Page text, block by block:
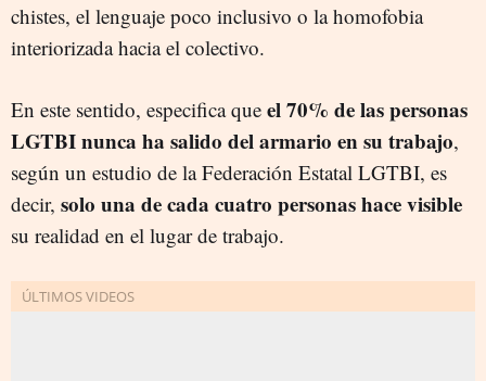
chistes, el lenguaje poco inclusivo o la homofobia
interiorizada hacia el colectivo.
En este sentido, especifica que el 70% de las personas
LGTBI nunca ha salido del armario en su trabajo,
según un estudio de la Federación Estatal LGTBI, es
decir, solo una de cada cuatro personas hace visible
su realidad en el lugar de trabajo.